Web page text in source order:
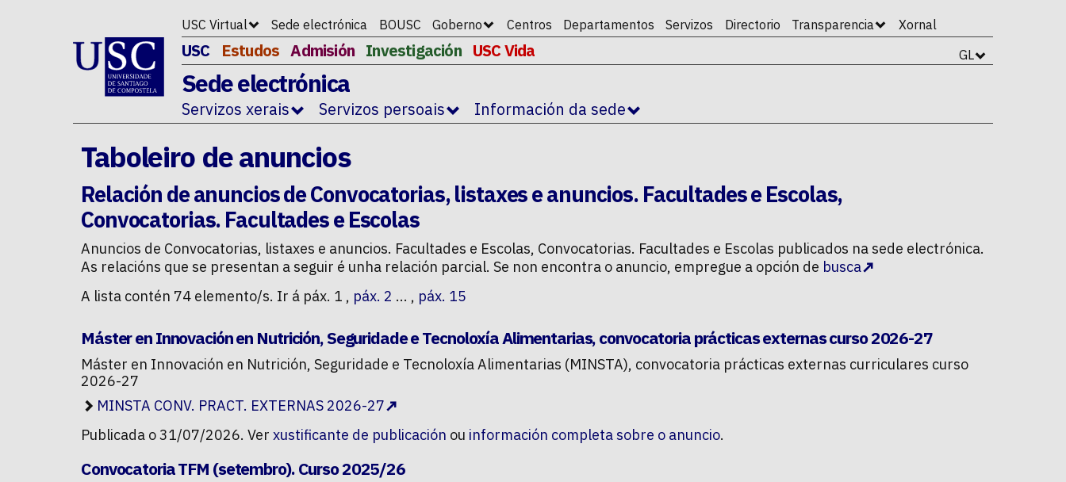
USC Virtual Sede electrónica BOUSC Goberno Centros Departamentos Servizos Directorio Transparencia Xornal
USC Estudos Admisión Investigación USC Vida
Sede electrónica
Servizos xerais Servizos persoais Información da sede
GL
Taboleiro de anuncios
Relación de anuncios deConvocatorias, listaxes e anuncios. Facultades e Escolas,
Convocatorias. Facultades e Escolas
Anuncios de Convocatorias, listaxes e anuncios. Facultades e Escolas, Convocatorias. Facultades e Escolas publicados na sede electrónica.
As relacións que se presentan a seguir é unha relación parcial. Se non encontra o anuncio, empregue a opción de busca
A lista contén 74 elemento/s. Ir á páx. 1 , páx. 2 ... , páx. 15
Máster en Innovación en Nutrición, Seguridade e Tecnoloxía Alimentarias, convocatoria prácticas externas curso 2026-27
Máster en Innovación en Nutrición, Seguridade e Tecnoloxía Alimentarias (MINSTA), convocatoria prácticas externas curriculares curso
2026-27
MINSTA CONV. PRACT. EXTERNAS 2026-27
Publicada o 31/07/2026. Ver xustificante de publicación ou información completa sobre o anuncio.
Convocatoria TFM (setembro). Curso 2025/26